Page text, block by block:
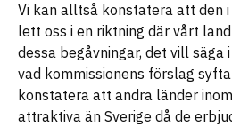
Vi kan alltså konstatera att den
lett oss i en riktning där vårt
dessa begåvningar, det vill
vad kommissionens förslag
konstatera att andra länder
attraktiva än Sverige då de